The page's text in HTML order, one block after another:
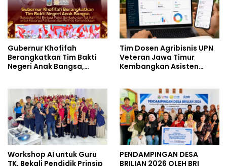
Gubernur Khofifah
Berangkatkan Tim Bakti
Negeri Anak Bangsa,
dan Perintis Kemerdekaan
Tim Dosen Agribisnis UPN
Veteran Jawa Timur
Kembangkan Asisten
UMKM
Workshop AI untuk Guru
TK, Bekali Pendidik Prinsip
PENDAMPINGAN DESA
BRILIAN 2026 OLEH BRI